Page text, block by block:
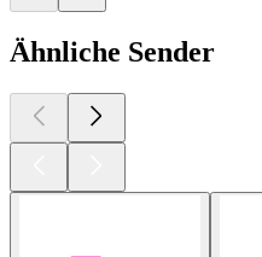
Ähnliche Sender